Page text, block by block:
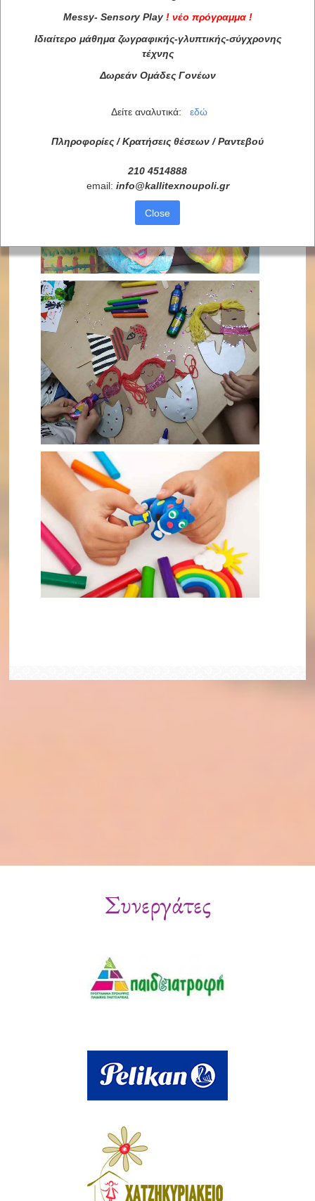
Συνεργάτες
Messy- Sensory Play ! νέο πρόγραμμα !
Ιδιαίτερο μάθημα ζωγραφικής-γλυπτικής-σύγχρονης
τέχνης
Δωρεάν Ομάδες Γονέων
Δείτε αναλυτικά: εδώ
Πληροφορίες / Κρατήσεις θέσεων / Ραντεβού
210 4514888
email: info@kallitexnoupoli.gr
Close